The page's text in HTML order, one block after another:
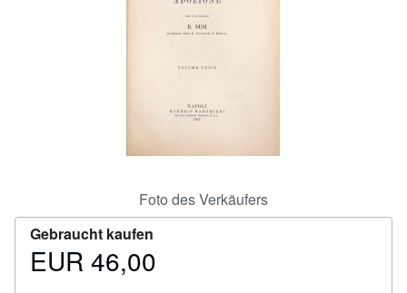
SCHLIESSEN
Foto des Verkäufers
Gebraucht kaufen
Preis
EUR 46,00